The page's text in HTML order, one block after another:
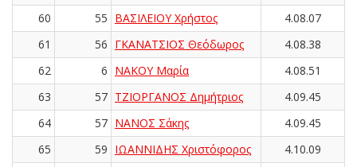
60
55 ΒΑΣΙΛΕΙΟΥ Χρήστος
4.08.07
61
56 ΓΚΑΝΑΤΣΙΟΣ Θεόδωρος
4.08.38
62
6 ΝΑΚΟΥ Μαρία
4.08.51
63
57 ΤΖΙΟΡΓΑΝΟΣ Δημήτριος
4.09.45
64
57 ΝΑΝΟΣ Σάκης
4.09.45
65
59 ΙΩΑΝΝΙΔΗΣ Χριστόφορος
4.10.09